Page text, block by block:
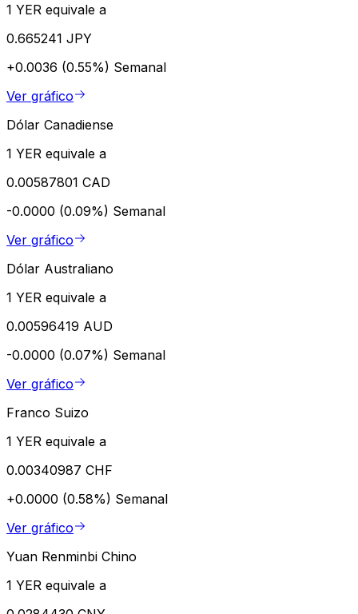
1 YER equivale a
0.665241 JPY
+0.0036 (0.55%) Semanal
Ver gráfico
Dólar Canadiense
1 YER equivale a
0.00587801 CAD
-0.0000 (0.09%) Semanal
Ver gráfico
Dólar Australiano
1 YER equivale a
0.00596419 AUD
-0.0000 (0.07%) Semanal
Ver gráfico
Franco Suizo
1 YER equivale a
0.00340987 CHF
+0.0000 (0.58%) Semanal
Ver gráfico
Yuan Renminbi Chino
1 YER equivale a